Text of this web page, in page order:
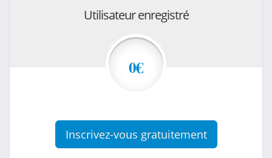
Utilisateur enregistré
0€
Inscrivez-vous gratuitement